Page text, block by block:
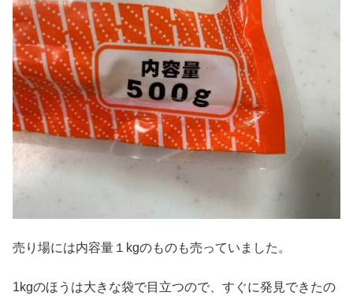
売り場には内容量１kgのものも売っていました。
1kgのほうは大きな袋で目立つので、すぐに発見できたの